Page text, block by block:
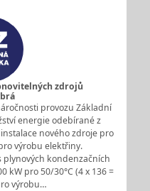
zdrojů
provozu Základní
energie odebírané z
nového zdroje pro
výrobu elektřiny.
kondenzačních
kW pro 50/30°C (4 x 136 =
výrobu…